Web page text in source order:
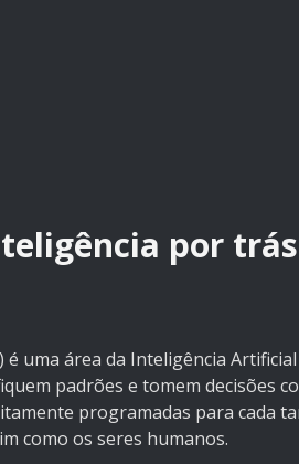
por
uma área da Inteligência
padrões e tomem decisões
programadas para cada
como os seres humanos.